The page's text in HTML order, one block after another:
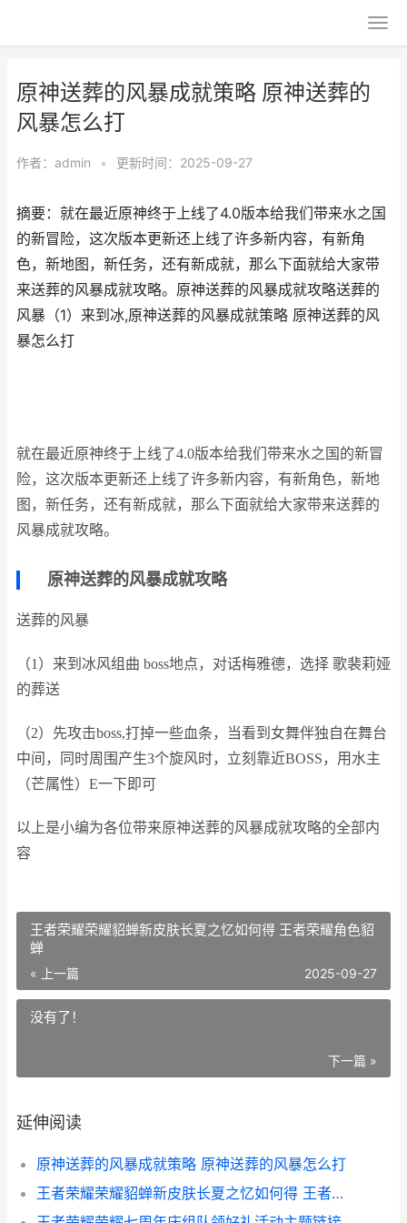
原神送葬的风暴成就策略 原神送葬的
风暴怎么打
作者： admin • 更新时间：2025-09-27
摘要：就在最近原神终于上线了4.0版本给我们带来水之国
的新冒险，这次版本更新还上线了许多新内容，有新角
色，新地图，新任务，还有新成就，那么下面就给大家带
来送葬的风暴成就攻略。原神送葬的风暴成就攻略送葬的
风暴（1）来到冰,原神送葬的风暴成就策略 原神送葬的风
暴怎么打
就在最近原神终于上线了4.0版本给我们带来水之国的新冒
险，这次版本更新还上线了许多新内容，有新角色，新地
图，新任务，还有新成就，那么下面就给大家带来送葬的
风暴成就攻略。
原神送葬的风暴成就攻略
送葬的风暴
（1）来到冰风组曲 boss地点，对话梅雅德，选择 歌裴莉娅
的葬送
（2）先攻击boss,打掉一些血条，当看到女舞伴独自在舞台
中间，同时周围产生3个旋风时，立刻靠近BOSS，用水主
（芒属性）E一下即可
以上是小编为各位带来原神送葬的风暴成就攻略的全部内
容
王者荣耀荣耀貂蝉新皮肤长夏之忆如何得 王者荣耀角色貂
蝉
« 上一篇 2025-09-27
没有了！
下一篇 »
延伸阅读
原神送葬的风暴成就策略 原神送葬的风暴怎么打
王者荣耀荣耀貂蝉新皮肤长夏之忆如何得 王者荣耀角色貂蝉